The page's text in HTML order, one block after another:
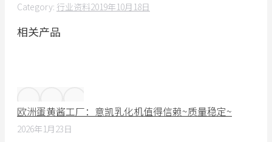
Category: 行业资料2019年10月18日
相关产品
欧洲蛋黄酱工厂：意凯乳化机值得信赖~质量稳定~
2026年1月23日